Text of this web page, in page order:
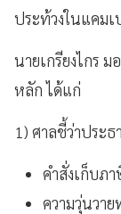
ประท้วงในแคม
นายเกรียงไกร
หลัก ได้แก่
1) ศาลชี้ว่าประ
คำสั่งเก็บภ
ความวุ่นวา